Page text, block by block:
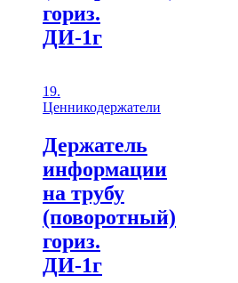
гориз.
ДИ-1г
19.
Ценникодержатели
Держатель
информации
на трубу
(поворотный)
гориз.
ДИ-1г